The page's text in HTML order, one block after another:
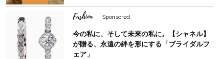
Fashion Sponsored
今の私に、そして未来の私に。【シャネル】
が贈る、永遠の絆を形にする「ブライダルフ
ェア」